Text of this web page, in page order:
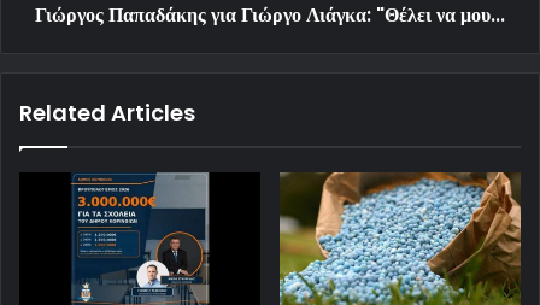
Γιώργος Παπαδάκης για Γιώργο Λιάγκα: "Θέλει να μου...
Related Articles